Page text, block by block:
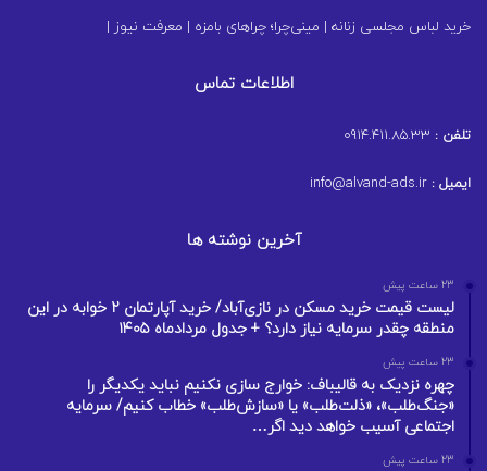
خرید لباس مجلسی زنانه | مینی‌چرا؛ چراهای بامزه | معرفت نیوز |
اطلاعات تماس
تلفن :
ایمیل :
آخرین نوشته ها
23 ساعت پیش
لیست قیمت خرید مسکن در نازی‌آباد/ خرید آپارتمان ۲ خوابه در این
منطقه چقدر سرمایه نیاز دارد؟ + جدول مردادماه ۱۴۰۵
23 ساعت پیش
چهره نزدیک به قالیباف: خوارج سازی نکنیم نباید یکدیگر را
«جنگ‌طلب»، «ذلت‌طلب» یا «سازش‌طلب» خطاب کنیم/ سرمایه
اجتماعی آسیب خواهد دید اگر…
23 ساعت پیش